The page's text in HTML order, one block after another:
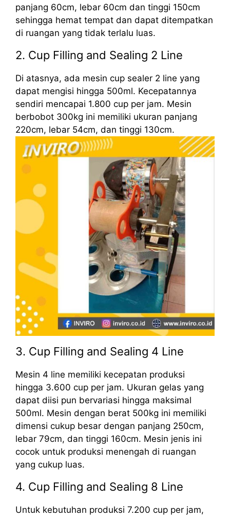
panjang 60cm, lebar 60cm dan tinggi 150cm
sehingga hemat tempat dan dapat ditempatkan
di ruangan yang tidak terlalu luas.
2. Cup Filling and Sealing 2 Line
Di atasnya, ada mesin cup sealer 2 line yang
dapat mengisi hingga 500ml. Kecepatannya
sendiri mencapai 1.800 cup per jam. Mesin
berbobot 300kg ini memiliki ukuran panjang
220cm, lebar 54cm, dan tinggi 130cm.
3. Cup Filling and Sealing 4 Line
Mesin 4 line memiliki kecepatan produksi
hingga 3.600 cup per jam. Ukuran gelas yang
dapat diisi pun bervariasi hingga maksimal
500ml. Mesin dengan berat 500kg ini memiliki
dimensi cukup besar dengan panjang 250cm,
lebar 79cm, dan tinggi 160cm. Mesin jenis ini
cocok untuk produksi menengah di ruangan
yang cukup luas.
4. Cup Filling and Sealing 8 Line
Untuk kebutuhan produksi 7.200 cup per jam,